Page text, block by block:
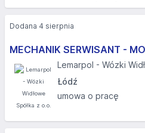
MECHANIK SERWISANT -
Lemarpol - Wózki
Łódź
umowa o pracę
Dodana 4 sierpnia